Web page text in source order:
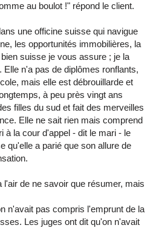
au boulot !" répond le client.
une officine suisse qui navigue
les opportunités immobilières, la
suisse je vous assure ; je la
n'a pas de diplômes ronflants,
mais elle est débrouillarde et
à peu près vingt ans
filles du sud et fait des merveilles
Elle ne sait rien mais comprend
à la cour d'appel - dit le mari - le
qu'elle a parié que son allure de
de ne savoir que résumer, mais
n'avait pas compris l'emprunt de la
Les juges ont dit qu'on n'avait